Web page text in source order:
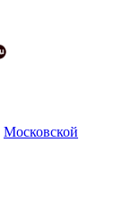
Московской